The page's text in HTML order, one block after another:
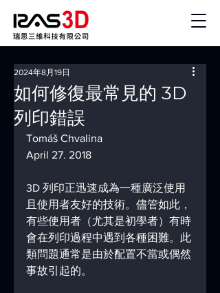
如何修復最常見的 3D
列印錯誤
2024年8月19日
Tomáš Chvalina
April 27. 2018
3D 列印正迅速成為一種廣泛使用
且使用者友好的技術。儘管如此，
有些使用者（尤其是初學者）有時
會在列印過程中遇到各種困難。此
類問題通常是由於配置不當或偶然
事故引起的。